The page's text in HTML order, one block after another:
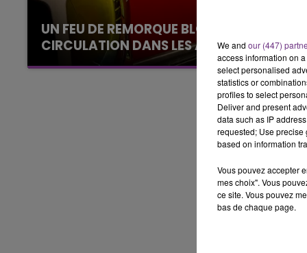
UN FEU DE REMORQUE BLOQUE LA
CIRCULATION DANS LES ARDENNES
Un feu de remorque s'est déclaré ce mercredi
We and our (447)
access information on
select personalised
statistics or
profiles to select
Deliver and present
data such as IP
requested; Use precise
based on information
Vous pouvez accepter
mes choix". Vous
ce site. Vous pouvez
bas de chaque page.